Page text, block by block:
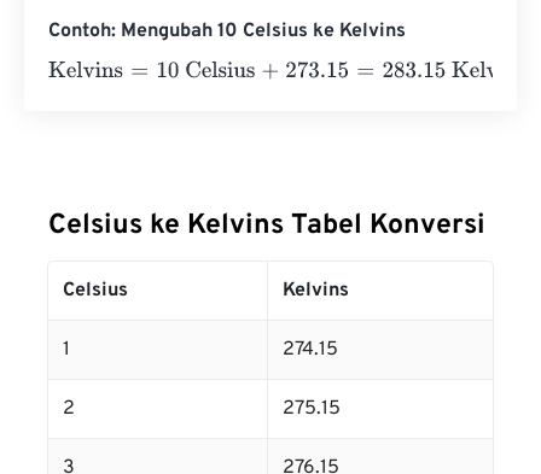
Contoh: Mengubah 10 Celsius ke Kelvins
Kelvins= 10 Celsius+273.15 =283.15 Kelvins
Celsius ke Kelvins Tabel Konversi
Celsius Kelvins
1 274.15
2 275.15
3 276.15